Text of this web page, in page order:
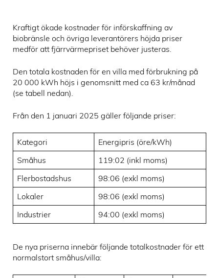
Kraftigt ökade kostnader för införskaffning av
biobränsle och övriga leverantörers höjda priser
medför att fjärrvärmepriset behöver justeras.
Den totala kostnaden för en villa med förbrukning på
20 000 kWh höjs i genomsnitt med ca 63 kr/månad
(se tabell nedan).
Från den 1 januari 2025 gäller följande priser:
Kategori
Energipris (öre/kWh)
Småhus
119:02 (inkl moms)
Flerbostadshus
98:06 (exkl moms)
Lokaler
98:06 (exkl moms)
Industrier
94:00 (exkl moms)
De nya priserna innebär följande totalkostnader för ett
normalstort småhus/villa: